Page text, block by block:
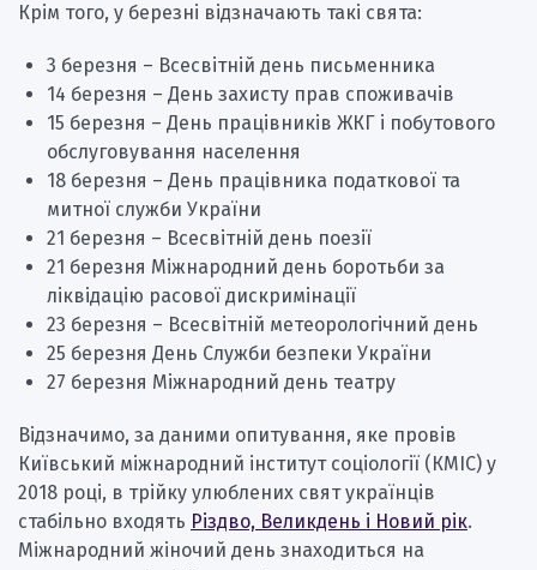
Крім того, у березні відзначають такі свята:
3 березня – Всесвітній день письменника
14 березня – День захисту прав споживачів
15 березня – День працівників ЖКГ і побутового
обслуговування населення
18 березня – День працівника податкової та
митної служби України
21 березня – Всесвітній день поезії
21 березня Міжнародний день боротьби за
ліквідацію расової дискримінації
23 березня – Всесвітній метеорологічний день
25 березня День Служби безпеки України
27 березня Міжнародний день театру
Відзначимо, за даними опитування, яке провів
Київський міжнародний інститут соціології (КМІС) у
2018 році, в трійку улюблених свят українців
стабільно входять Різдво, Великдень і Новий рік.
Міжнародний жіночий день знаходиться на